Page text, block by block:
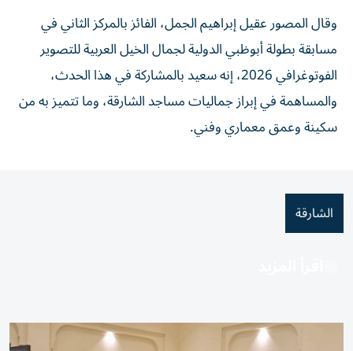
وقال المصور عقيل إبراهيم الجمل، الفائز بالمركز الثاني في
مسابقة بطولة أبوظبي الدولية لجمال الخيل العربية للتصوير
الفوتوغرافي 2026، إنه سعيد بالمشاركة في هذا الحدث،
والمساهمة في إبراز جماليات مساجد الشارقة، وما تتميز به من
سكينة وعمق معماري وفني.
الشارقة